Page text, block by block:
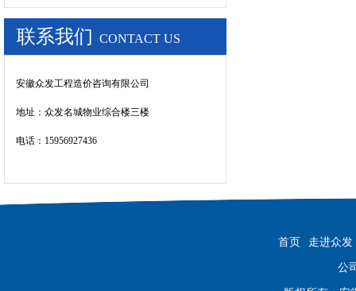
联系我们 CONTACT US
安徽众发工程造价咨询有限公司
地址： 众发名城物业综合楼三楼
电话：15956927436
首页 走进众发
公